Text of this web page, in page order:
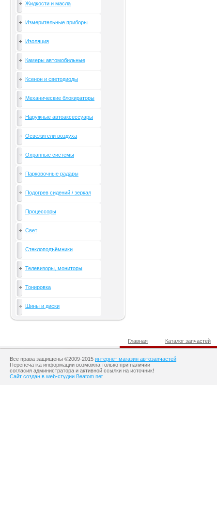
Жидкости и масла
Измерительные приборы
Изоляция
Камеры автомобильные
Ксенон и светодиоды
Механические блокираторы
Наружные автоаксессуары
Освежители воздуха
Охранные системы
Парковочные радары
Подогрев сидений / зеркал
Процессоры
Свет
Стеклоподъёмники
Телевизоры, мониторы
Тонировка
Шины и диски
Главная Каталог запчастей
Все права защищены ©2009-2015 интернет магазин автозапчастей
Перепечатка информации возможна только при наличии
согласия администратора и активной ссылки на источник!
Сайт создан в web-студии Beatom.net